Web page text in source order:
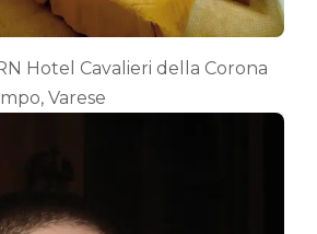
Hotel Cavalieri della Corona
Varese